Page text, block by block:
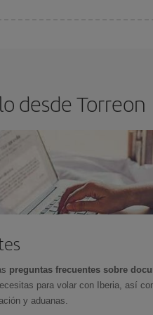
desde Torreon
preguntas frecuentes sobre
para volar con Iberia, así
y aduanas.